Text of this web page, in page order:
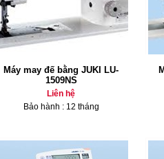
Máy may đế bằng JUKI LU-
1509NS
Liên hệ
Bảo hành : 12 tháng